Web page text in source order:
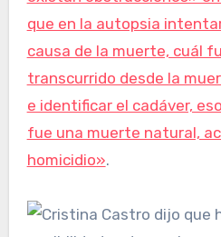
que en la autopsia
causa de la muerte, cuál
transcurrido desde la
e identificar el cadáver,
fue una muerte natural,
homicidio».